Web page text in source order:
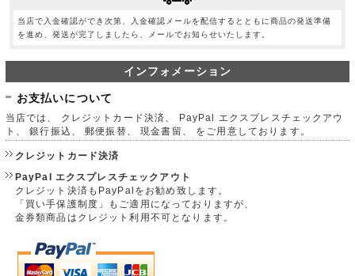
当店で入金確認ができ次第、入金確認メールを配信するとともに商品の発送準備
を進め、発送が完了しましたら、メールでお知らせいたします。
インフォメーション
お支払いについて
当店では、 クレジットカード決済、 PayPal エクスプレスチェックアウ
ト、 銀行振込、 郵便振替、 現金書留、 をご用意しております。
クレジットカード決済
PayPal エクスプレスチェックアウト
クレジット決済もPayPalをお勧め致します。
「買い手保護制度」もご適用になっておりますが、
金券類商品はクレジット利用不可となります。